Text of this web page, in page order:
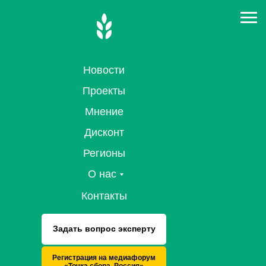
Новости
Проекты
Мнение
Дисконт
Регионы
О нас
Контакты
Задать вопрос эксперту
Регистрация на медиафорум